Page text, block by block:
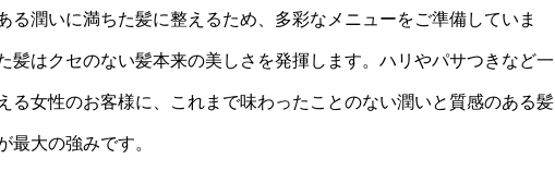
る潤いに満ちた髪に整えるため、多彩なメニューをご準備していま
髪はクセのない髪本来の美しさを発揮します。ハリやパサつきなど一
る女性のお客様に、これまで味わったことのない潤いと質感のある髪
最大の強みです。